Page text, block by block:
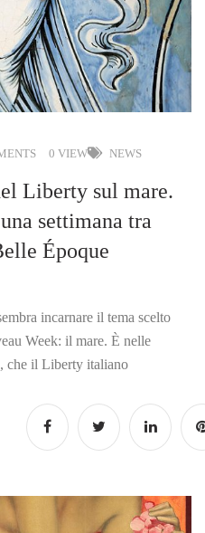
0 VIEW NEWS
Liberty sul mare.
settimana tra
Époque
incarnare il tema scelto
Week: il mare. È nelle
che il Liberty italiano